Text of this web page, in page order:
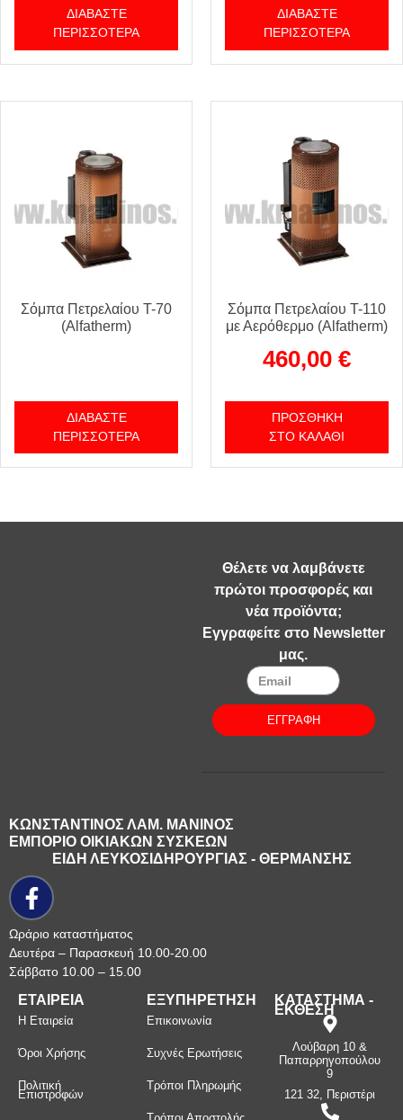
ΔΙΑΒΆΣΤΕ
ΠΕΡΙΣΣΌΤΕΡΑ
ΔΙΑΒΆΣΤΕ
ΠΕΡΙΣΣΌΤΕΡΑ
Σόμπα Πετρελαίου T-70
(Alfatherm)
ΔΙΑΒΆΣΤΕ
ΠΕΡΙΣΣΌΤΕΡΑ
Σόμπα Πετρελαίου T-110
με Αερόθερμο (Alfatherm)
460,00 €
ΠΡΟΣΘΉΚΗ
ΣΤΟ ΚΑΛΆΘΙ
Θέλετε να λαμβάνετε
πρώτοι προσφορές και
νέα προϊόντα;
Εγγραφείτε στο Newsletter
μας.
ΕΓΓΡΑΦΗ
ΚΩΝΣΤΑΝΤΙΝΟΣ ΛΑΜ. ΜΑΝΙΝΟΣ
ΕΜΠΟΡΙΟ ΟΙΚΙΑΚΩΝ ΣΥΣΚΕΩΝ
ΕΙΔΗ ΛΕΥΚΟΣΙΔΗΡΟΥΡΓΙΑΣ - ΘΕΡΜΑΝΣΗΣ
Ωράριο καταστήματος
Δευτέρα – Παρασκευή 10.00-20.00
Σάββατο 10.00 – 15.00
ΕΤΑΙΡΕΙΑ
Η Εταιρεία
Όροι Χρήσης
Πολιτική
Επιστροφών
ΕΞΥΠΗΡΕΤΗΣΗ
Επικοινωνία
Συχνές Ερωτήσεις
Τρόποι Πληρωμής
ΚΑΤΑΣΤΗΜΑ -
ΕΚΘΕΣΗ
Λούβαρη 10 &
Παπαρρηγοπούλου
9
121 32, Περιστέρι